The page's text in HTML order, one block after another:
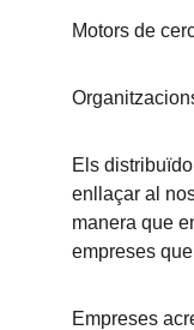
Motors de
Els
enllaçar al
manera que
empreses
Empreses